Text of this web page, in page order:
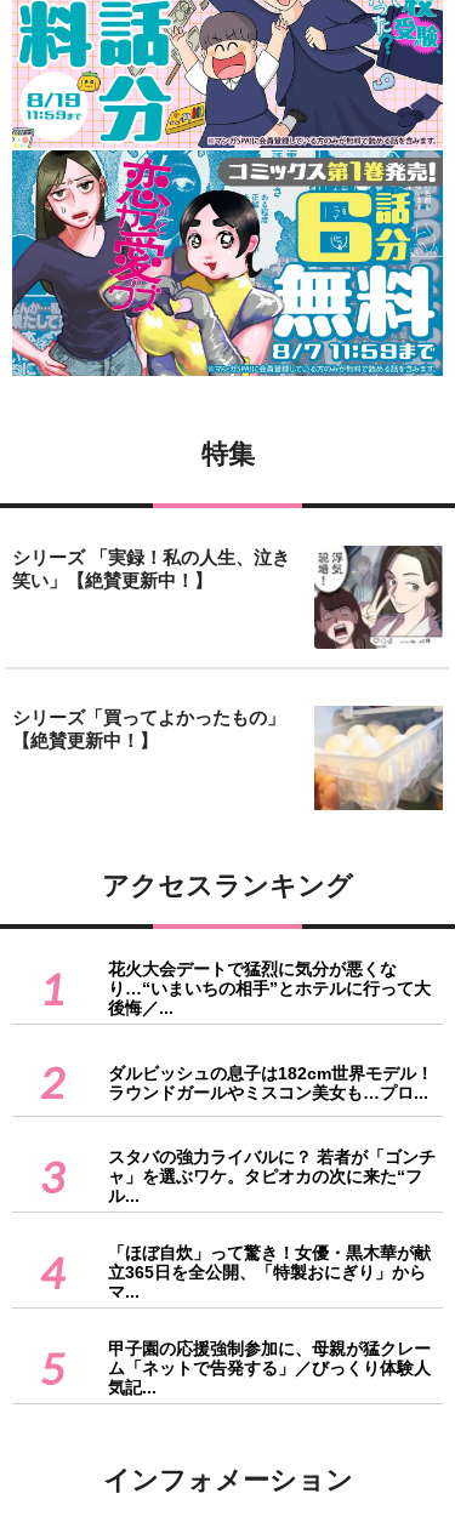
特集
シリーズ 「実録！私の人生、泣き
笑い」【絶賛更新中！】
シリーズ「買ってよかったもの」
【絶賛更新中！】
アクセスランキング
1
花火大会デートで猛烈に気分が悪くな
り…“いまいちの相手”とホテルに行って大
後悔／...
2
ダルビッシュの息子は182cm世界モデル！
ラウンドガールやミスコン美女も…プロ...
3
スタバの強力ライバルに？ 若者が「ゴンチ
ャ」を選ぶワケ。タピオカの次に来た“フ
ル...
4
「ほぼ自炊」って驚き！女優・黒木華が献
立365日を全公開、「特製おにぎり」から
マ...
5
甲子園の応援強制参加に、母親が猛クレー
ム「ネットで告発する」／びっくり体験人
気記...
インフォメーション